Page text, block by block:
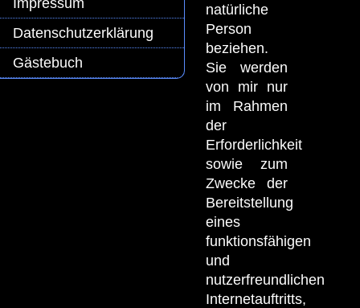
Impressum
Datenschutzerklärung
Gästebuch
natürliche
Person
beziehen.
Sie werden
von mir nur
im Rahmen
der
Erforderlichkeit
sowie zum
Zwecke der
Bereitstellung
eines
funktionsfähigen
und
nutzerfreundlichen
Internetauftritts,